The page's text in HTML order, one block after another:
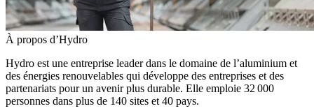
À propos d’Hydro
Hydro est une entreprise leader dans le domaine de l’aluminium et
des énergies renouvelables qui développe des entreprises et des
partenariats pour un avenir plus durable. Elle emploie 32 000
personnes dans plus de 140 sites et 40 pays.